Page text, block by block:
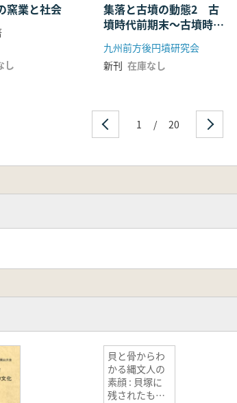
窯業と社会
し
集落と古墳の動態2 古
墳時代前期末〜古墳時代
中期
九州前方後円墳研究会
新刊 在庫なし
1 / 20
貝と骨からわ
かる縄文人の
素顔 : 貝塚に
残されたもの